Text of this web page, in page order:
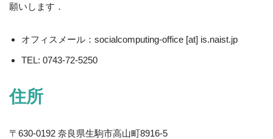
願いします．
オフィスメール：socialcomputing-office [at] is.naist.jp
TEL: 0743-72-5250
住所
〒630-0192 奈良県生駒市高山町8916-5